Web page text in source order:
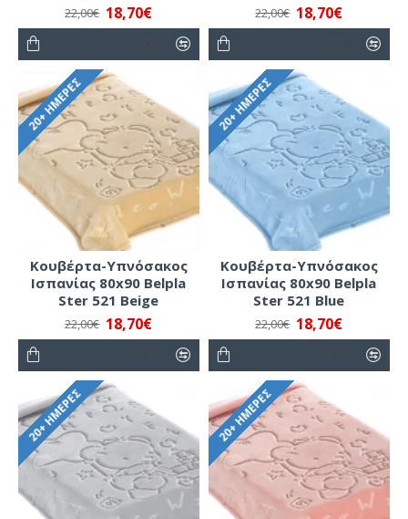
18,70€
22,00€ 18,70€
22,00€
20+ ΗΜΈΡΕΣ
Κουβέρτα-Υπνόσακος
Ισπανίας 80x90 Belpla
Ster 521 Beige
18,70€
22,00€
20+ ΗΜΈΡΕΣ
Κουβέρτα-Υπνόσακος
Ισπανίας 80x90 Belpla
Ster 521 Blue
18,70€
22,00€
20+ ΗΜΈΡΕΣ 20+ ΗΜΈΡΕΣ